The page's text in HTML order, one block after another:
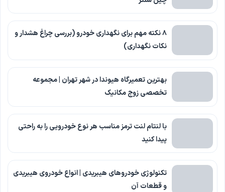
۸ نکته مهم برای نگهداری خودرو (بررسی چراغ هشدار و
نکات نگهداری)
بهترین تعمیرگاه هیوندا در شهر تهران | مجموعه
تخصصی زوج مکانیک
با لنتام لنت ترمز مناسب هر نوع خودرویی را به راحتی
پیدا کنید
تکنولوژی خودروهای هیبریدی | انواع خودروی هیبریدی
و قطعات آن